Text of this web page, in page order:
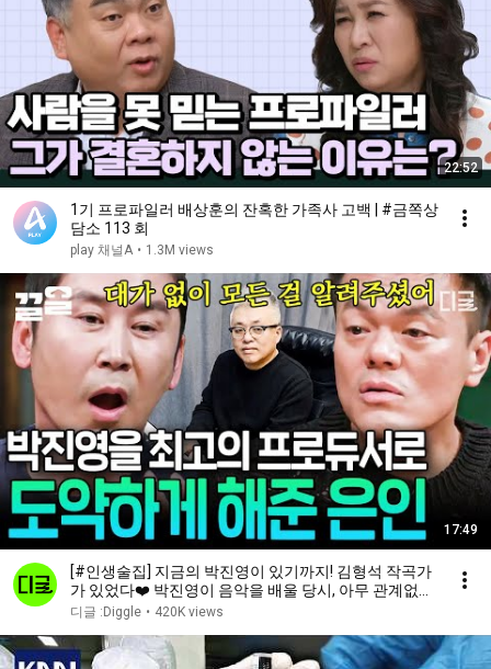
22:52
1기 프로파일러 배상훈의 잔혹한 가족사 고백 | #금쪽상
담소 113 회
play 채널A • 1.3M views
17:49
[#인생술집] 지금의 박진영이 있기까지! 김형석 작곡가
가 있었다❤️ 박진영이 음악을 배울 당시, 아무 관계없는
진영에게 대가 없이 모든 걸 알려준 김형석!
디글 :Diggle • 420K views